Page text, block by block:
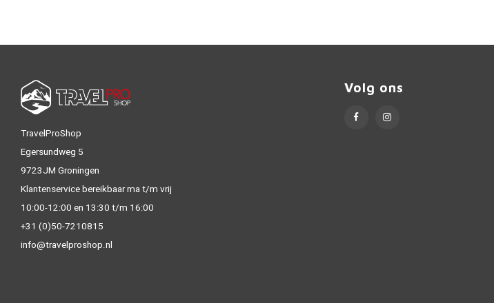
TravelProShop
Egersundweg 5
9723JM Groningen
Klantenservice bereikbaar ma t/m vrij
10:00-12:00 en 13:30 t/m 16:00
+31 (0)50-7210815
info@travelproshop.nl
Volg ons